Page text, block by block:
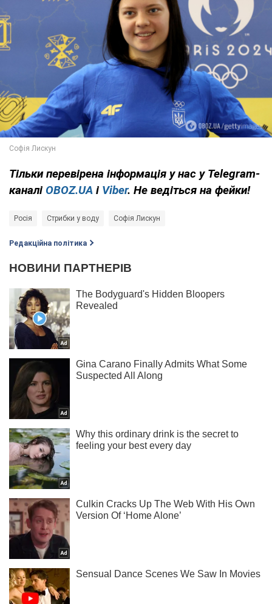
Тільки перевірена інформація у нас у Telegram-
каналі OBOZ.UA і Viber. Не ведіться на фейки!
Росія Стрибки у воду Софія Лискун
Редакційна політика